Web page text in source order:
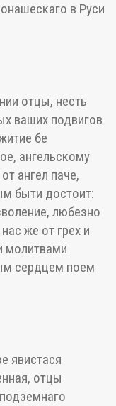
в Руси
отцы, несть
ваших подвигов
бе
ангельскому
ангел паче,
быти достоит:
любезно
же от грех и
молитвами
сердцем поем
явистася
отцы